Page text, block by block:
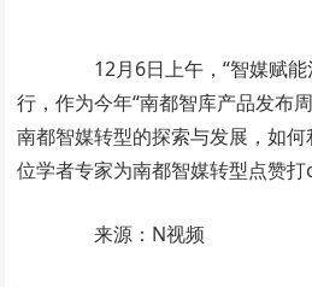
12月6日上午，“智媒赋能
行，作为今年“南都智库产品发布
南都智媒转型的探索与发展，如
位学者专家为南都智媒转型点赞打
来源：N视频